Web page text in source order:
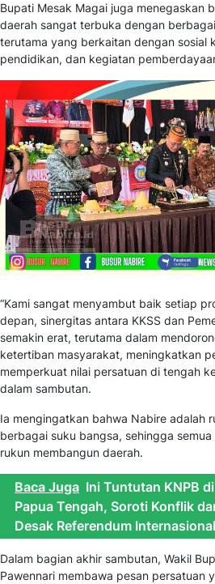
Bupati Mesak Magai juga menegaskan
daerah sangat terbuka dengan
terutama yang berkaitan dengan sosial
pendidikan, dan kegiatan
“Kami sangat menyambut baik setiap
depan, sinergitas antara KKSS dan
semakin erat, terutama dalam
ketertiban masyarakat, meningkatkan
memperkuat nilai persatuan di tengah
dalam sambutan.
Ia mengingatkan bahwa Nabire adalah
berbagai suku bangsa, sehingga
rukun membangun daerah.
Baca Juga Ini Tuntutan KNPB
Papua Tengah, Soroti Konflik
Desak Referendum Internasional
Dalam bagian akhir sambutan, Wakil
Pawennari membawa pesan persatuan